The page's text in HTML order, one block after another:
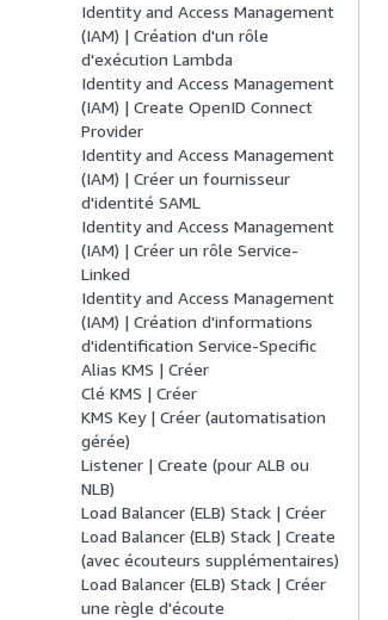
Identity and Access Management
(IAM) | Création d'un rôle
d'exécution Lambda
Identity and Access Management
(IAM) | Create OpenID Connect
Provider
Identity and Access Management
(IAM) | Créer un fournisseur
d'identité SAML
Identity and Access Management
(IAM) | Créer un rôle Service-
Linked
Identity and Access Management
(IAM) | Création d'informations
d'identification Service-Specific
Alias KMS | Créer
Clé KMS | Créer
KMS Key | Créer (automatisation
gérée)
Listener | Create (pour ALB ou
NLB)
Load Balancer (ELB) Stack | Créer
Load Balancer (ELB) Stack | Create
(avec écouteurs supplémentaires)
Load Balancer (ELB) Stack | Créer
une règle d'écoute